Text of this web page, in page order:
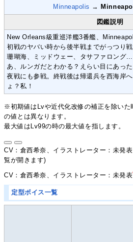
Minneapolis →
図鑑説明
New Orleans級重巡洋艦3番艦、
初戦のヤバい時から後半戦までがっつり戦
珊瑚海、ミッドウェー、タサファロング
あ、ルンガだとわかる？えらい目にあっ
夜戦にも参戦。終戦後は帰還兵を西海岸
ょ？私！
※初期値はLvや近代化改修の補正を除いた
の値とは異なります。
最大値はLv99の時の最大値を指します。
CV：倉西希奈、イラストレーター：未発
覧が開きます)
CV：倉西希奈、イラストレーター：未発表
定型ボイス一覧